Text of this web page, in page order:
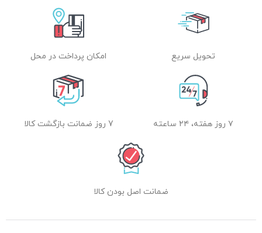
تحویل سریع امکان پرداخت در محل
۷ روز هفته، ۲۴ ساعته 7 روز ضمانت بازگشت کالا
ضمانت اصل بودن کالا